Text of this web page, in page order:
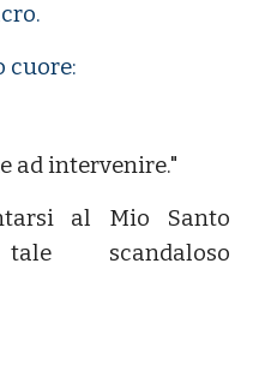
cuore:
ad intervenire."
al Mio Santo
scandaloso